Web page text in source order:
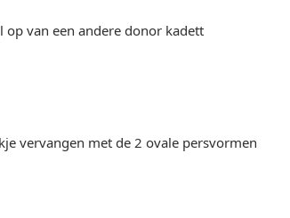
op van een andere donor kadett
vervangen met de 2 ovale persvormen